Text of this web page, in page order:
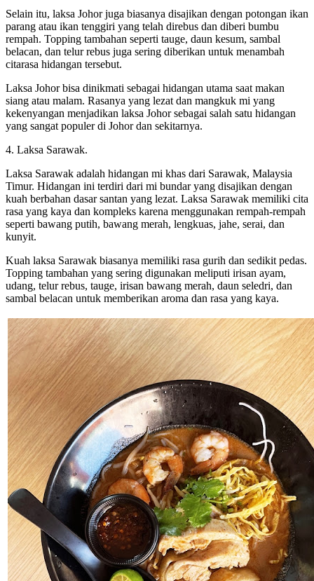
Selain itu, laksa Johor juga biasanya disajikan dengan potongan ikan
parang atau ikan tenggiri yang telah direbus dan diberi bumbu
rempah. Topping tambahan seperti tauge, daun kesum, sambal
belacan, dan telur rebus juga sering diberikan untuk menambah
citarasa hidangan tersebut.
Laksa Johor bisa dinikmati sebagai hidangan utama saat makan
siang atau malam. Rasanya yang lezat dan mangkuk mi yang
kekenyangan menjadikan laksa Johor sebagai salah satu hidangan
yang sangat populer di Johor dan sekitarnya.
4. Laksa Sarawak.
Laksa Sarawak adalah hidangan mi khas dari Sarawak, Malaysia
Timur. Hidangan ini terdiri dari mi bundar yang disajikan dengan
kuah berbahan dasar santan yang lezat. Laksa Sarawak memiliki cita
rasa yang kaya dan kompleks karena menggunakan rempah-rempah
seperti bawang putih, bawang merah, lengkuas, jahe, serai, dan
kunyit.
Kuah laksa Sarawak biasanya memiliki rasa gurih dan sedikit pedas.
Topping tambahan yang sering digunakan meliputi irisan ayam,
udang, telur rebus, tauge, irisan bawang merah, daun seledri, dan
sambal belacan untuk memberikan aroma dan rasa yang kaya.